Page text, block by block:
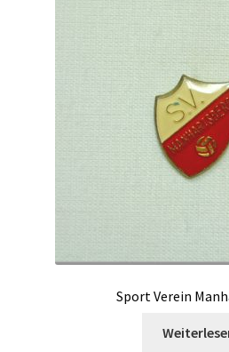
Sport Verein